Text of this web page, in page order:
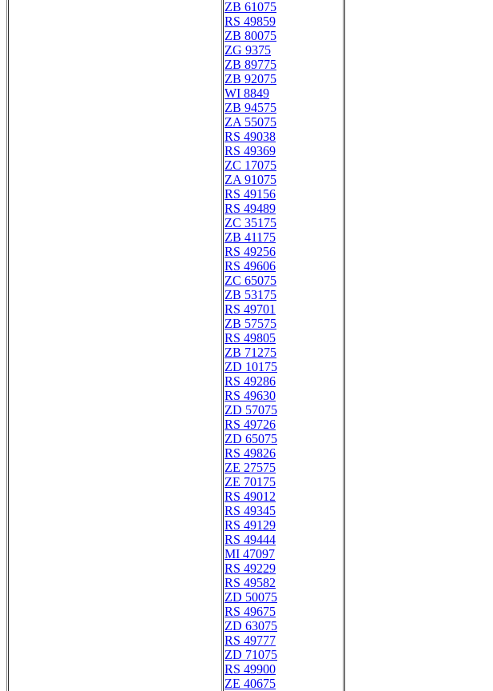
ZB 61075
RS 49859
ZB 80075
ZG 9375
ZB 89775
ZB 92075
WI 8849
ZB 94575
ZA 55075
RS 49038
RS 49369
ZC 17075
ZA 91075
RS 49156
RS 49489
ZC 35175
ZB 41175
RS 49256
RS 49606
ZC 65075
ZB 53175
RS 49701
ZB 57575
RS 49805
ZB 71275
ZD 10175
RS 49286
RS 49630
ZD 57075
RS 49726
ZD 65075
RS 49826
ZE 27575
ZE 70175
RS 49012
RS 49345
RS 49129
RS 49444
MI 47097
RS 49229
RS 49582
ZD 50075
RS 49675
ZD 63075
RS 49777
ZD 71075
RS 49900
ZE 40675